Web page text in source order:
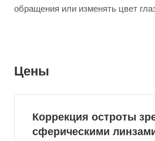
обращения или изменять цвет
Цены
Коррекция остроты
сферическими